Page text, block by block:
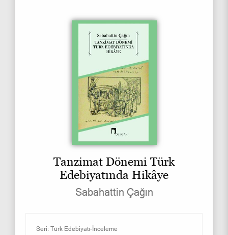
Tanzimat Dönemi Türk
Edebiyatında Hikâye
Sabahattin Çağın
Seri: Türk Edebiyatı-İnceleme